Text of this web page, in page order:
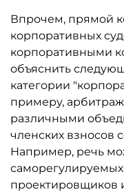
Впрочем, прямой
корпоративных
корпоративными
объяснить
категории
примеру,
различными
членских взносов
Например, речь
проектировщиков